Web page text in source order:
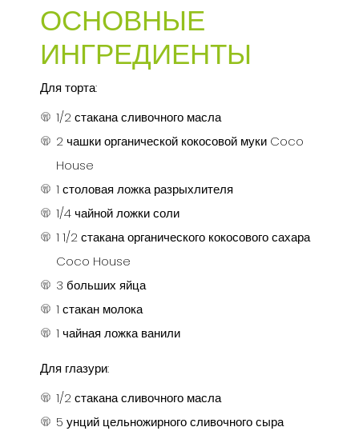
ОСНОВНЫЕ
ИНГРЕДИЕНТЫ
Для торта:
1/2 стакана сливочного масла
2 чашки органической кокосовой муки Coco
House
1 столовая ложка разрыхлителя
1/4 чайной ложки соли
1 1/2 стакана органического кокосового сахара
Coco House
3 больших яйца
1 стакан молока
1 чайная ложка ванили
Для глазури:
1/2 стакана сливочного масла
5 унций цельножирного сливочного сыра